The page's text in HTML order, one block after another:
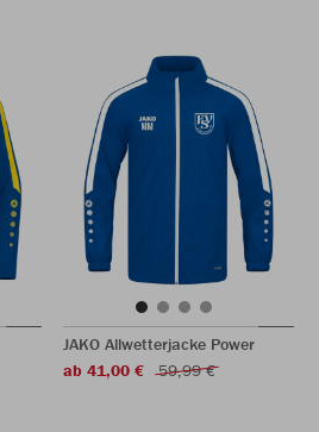
JAKO Allwetterjacke Power
ab 41,00 €
59,99 €